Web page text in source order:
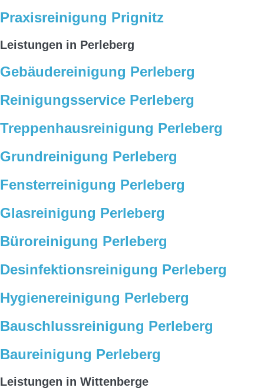
Praxisreinigung Prignitz
Leistungen in Perleberg
Gebäudereinigung Perleberg
Reinigungsservice Perleberg
Treppenhausreinigung Perleberg
Grundreinigung Perleberg
Fensterreinigung Perleberg
Glasreinigung Perleberg
Büroreinigung Perleberg
Desinfektionsreinigung Perleberg
Hygienereinigung Perleberg
Bauschlussreinigung Perleberg
Baureinigung Perleberg
Leistungen in Wittenberge